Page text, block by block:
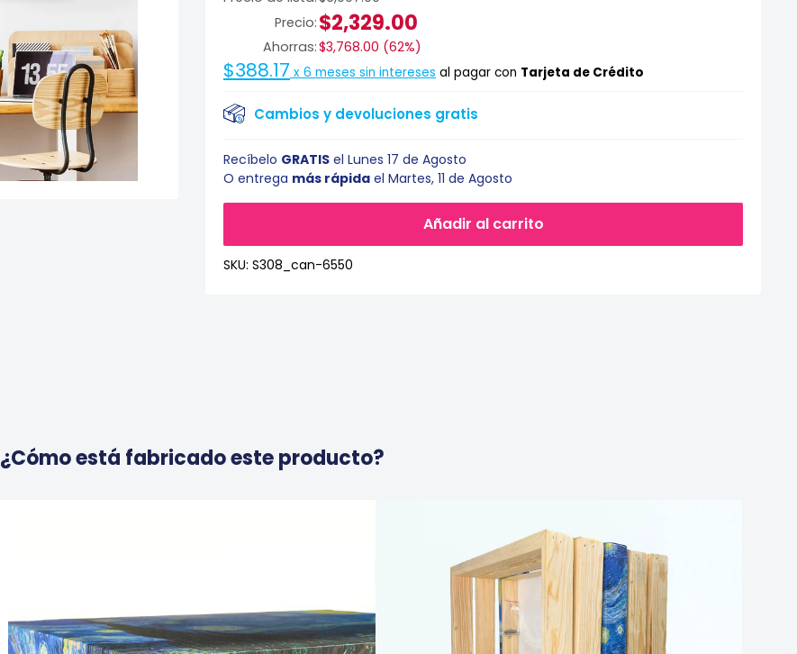
Precio: $2,329.00
Ahorras:$3,768.00 (62%)
$388.17 x 6 meses sin intereses al pagar con Tarjeta de Crédito
Cambios y devoluciones gratis
Añadir al carrito
Recíbelo GRATIS el Lunes 17 de Agosto
O entrega más rápida el Martes, 11 de Agosto
SKU: S308_can-6550
¿Cómo está fabricado este producto?